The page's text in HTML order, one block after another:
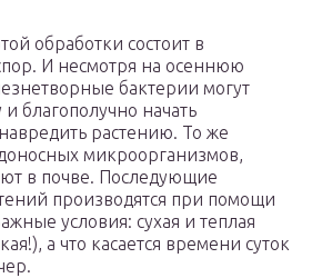
обработки состоит в
И несмотря на осеннюю
бактерии могут
благополучно начать
растению. То же
микроорганизмов,
в почве. Последующие
производятся при помощи
условия: сухая и теплая
а что касается времени суток